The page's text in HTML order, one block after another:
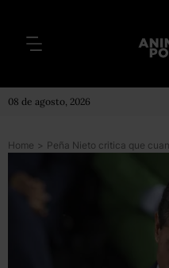
08 de agosto, 2026
Home >